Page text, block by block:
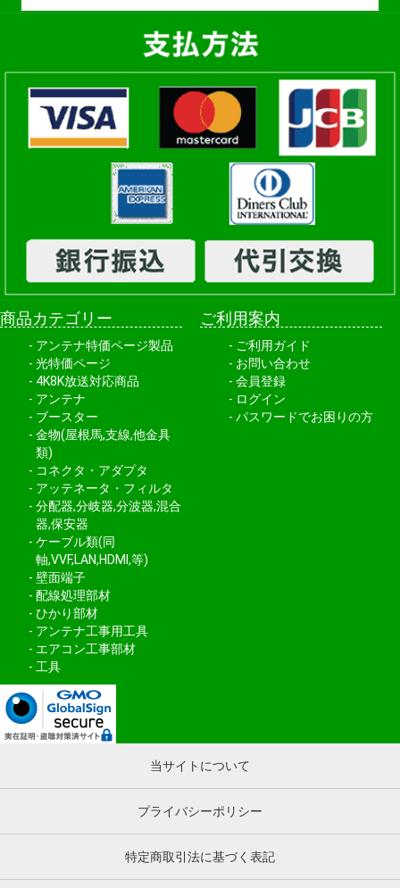
商品カテゴリー
アンテナ特価ページ製品
光特価ページ
4K8K放送対応商品
アンテナ
ブースター
金物(屋根馬,支線,他金具
類)
コネクタ・アダプタ
アッテネータ・フィルタ
分配器,分岐器,分波器,混合
器,保安器
ケーブル類(同
軸,VVF,LAN,HDMI,等)
壁面端子
配線処理部材
ひかり部材
アンテナ工事用工具
エアコン工事部材
工具
ご利用案内
ご利用ガイド
お問い合わせ
会員登録
ログイン
パスワードでお困りの方
当サイトについて
プライバシーポリシー
特定商取引法に基づく表記